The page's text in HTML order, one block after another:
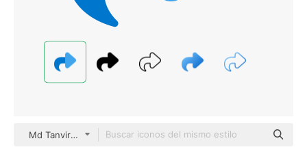
Md Tanvirul Haque Flat